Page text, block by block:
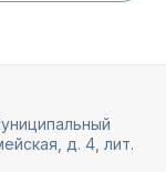
д. 4, лит.